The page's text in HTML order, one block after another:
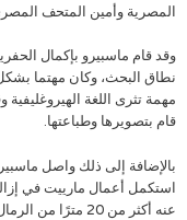
المصرية وأمين المتحف المصري
وقد قام ماسبيرو بإكمال
نطاق البحث، وكان مهتما
قام بتصويرها وطباعتها.
بالإضافة إلى ذلك واصل
استكمل أعمال مارييت في
عنه أكثر من 20 مترًا من الرمال محاولا إيجاد مقابر تحتها ولكنه لم يعثر على شيء.